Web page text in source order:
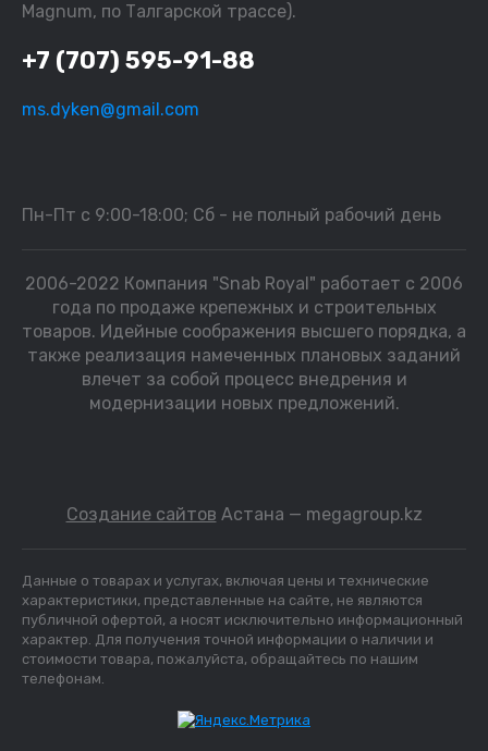
Magnum, по Талгарской трассе).
+7 (707) 595-91-88
ms.dyken@gmail.com
Пн-Пт с 9:00-18:00; Сб - не полный рабочий день
2006-2022 Компания "Snab Royal" работает с 2006
года по продаже крепежных и строительных
товаров. Идейные соображения высшего порядка, а
также реализация намеченных плановых заданий
влечет за собой процесс внедрения и
модернизации новых предложений.
Создание сайтов Астана — megagroup.kz
Данные о товарах и услугах, включая цены и технические
характеристики, представленные на сайте, не являются
публичной офертой, а носят исключительно информационный
характер. Для получения точной информации о наличии и
стоимости товара, пожалуйста, обращайтесь по нашим
телефонам.